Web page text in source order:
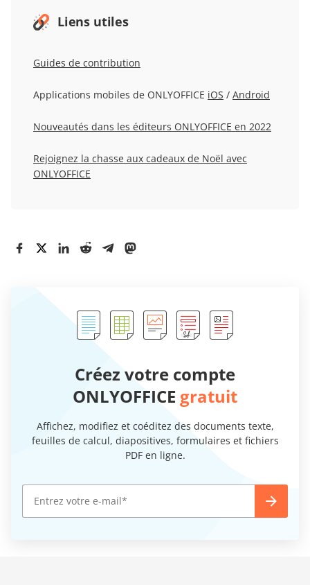
Liens utiles
Guides de contribution
Applications mobiles de ONLYOFFICE iOS / Android
Nouveautés dans les éditeurs ONLYOFFICE en 2022
Rejoignez la chasse aux cadeaux de Noël avec
ONLYOFFICE
Créez votre compte
ONLYOFFICE gratuit
Affichez, modifiez et coéditez des documents texte,
feuilles de calcul, diapositives, formulaires et fichiers
PDF en ligne.